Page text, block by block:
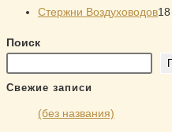
товара
Стержни Воздуховодов18
Поиск
Свежие записи
(без названия)